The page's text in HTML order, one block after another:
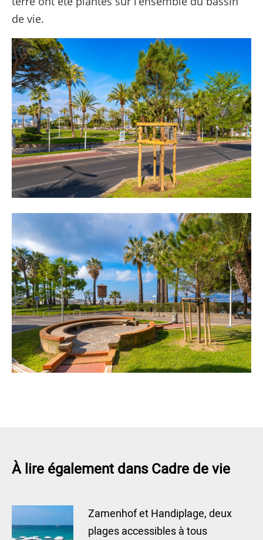
de vie.
À lire également dans Cadre de vie
Zamenhof et Handiplage, deux
plages accessibles à tous